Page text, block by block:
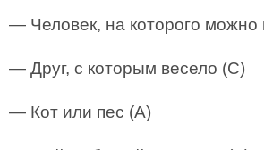
— Человек, на которого можно
— Друг, с которым весело (С)
— Кот или пес (А)